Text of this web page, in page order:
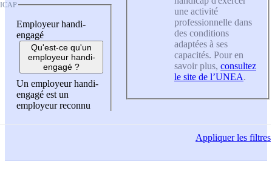
Employeur handi-
engagé
Qu'est-ce qu'un
employeur handi-
engagé ?
Un employeur handi-
engagé est un
employeur reconnu
une activité
professionnelle dans
des conditions
adaptées à ses
capacités. Pour en
savoir plus, consultez
le site de l’UNEA.
Appliquerles filtres